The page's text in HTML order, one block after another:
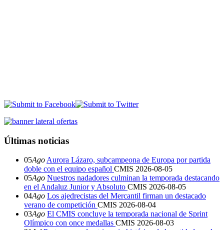
Últimas noticias
05Ago Aurora Lázaro, subcampeona de Europa por partida
doble con el equipo español CMIS 2026-08-05
05Ago Nuestros nadadores culminan la temporada destacando
en el Andaluz Junior y Absoluto CMIS 2026-08-05
04Ago Los ajedrecistas del Mercantil firman un destacado
verano de competición CMIS 2026-08-04
03Ago El CMIS concluye la temporada nacional de Sprint
Olímpico con once medallas CMIS 2026-08-03